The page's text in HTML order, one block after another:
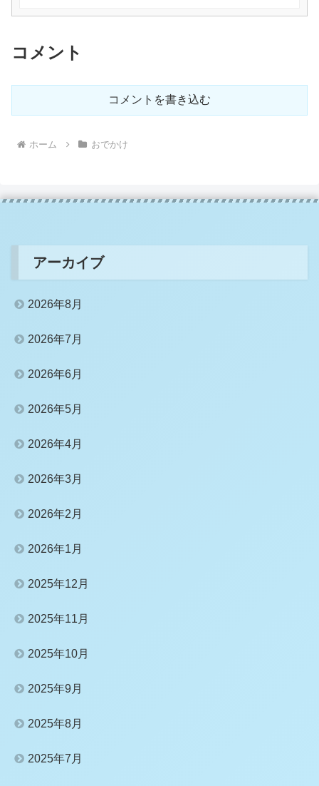
コメント
コメントを書き込む
ホーム おでかけ
アーカイブ
2026年8月
2026年7月
2026年6月
2026年5月
2026年4月
2026年3月
2026年2月
2026年1月
2025年12月
2025年11月
2025年10月
2025年9月
2025年8月
2025年7月